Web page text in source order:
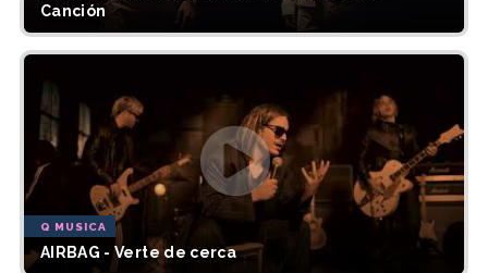
Canción
Q MUSICA
AIRBAG - Verte de cerca